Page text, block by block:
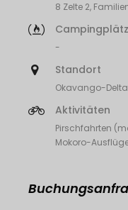
8 Zelte 2,
-
Standort
Okavango-Delta
Aktivitäten
Pirschfahrten
Mokoro-